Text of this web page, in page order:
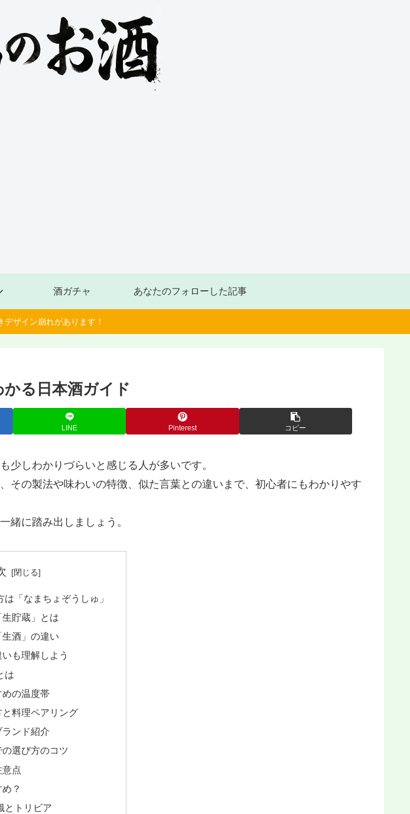
酒ガチャ あなたのフォローした記事
デザイン崩れがあります！
る日本酒ガイド
LINE Pinterest コピー
少しわかりづらいと感じる人が多いです。
その製法や味わいの特徴、似た言葉との違いまで、初心者にもわかりやす
緒に踏み出しましょう。
「なまちょぞうしゅ」
貯蔵」とは
生酒 」の違い
いも理解しよう
は
の温度帯
料理ペアリング
ランド紹介
選び方のコツ
点
？
とトリビア